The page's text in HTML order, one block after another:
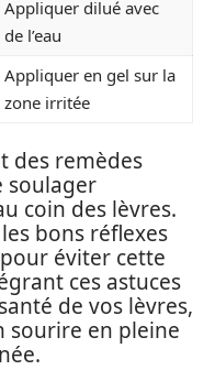
Appliquer dilué avec
de l’eau
Appliquer en gel sur la
zone irritée
des remèdes
soulager
coin des lèvres.
bons réflexes
éviter cette
ces astuces
de vos lèvres,
sourire en pleine